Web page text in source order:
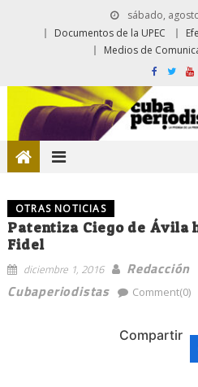
sábado,
Documentos de la UPEC
Medios de
OTRAS NOTICIAS
Patentiza Ciego de Ávila
Fidel
diciembre 1, 2016
Redacción
Cubaperiodistas
Comment(0)
Compartir